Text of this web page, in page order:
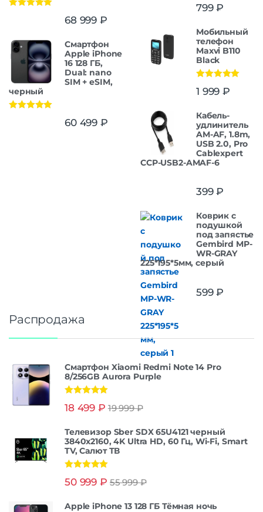
68 999 ₽
Смартфон
Apple iPhone
16 128 ГБ,
Dual: nano
SIM + eSIM,
черный
60 499 ₽
799₽
Мобильный
телефон
Maxvi B110
Black
из 5
1 999 ₽
Кабель-
удлинитель
AM-AF, 1.8m,
USB 2.0, Pro
Cablexpert
CCP-USB2-AMAF-6
399₽
Коврик с
подушкой
под запястье
Gembird MP-
WR-GRAY
225*195*5мм, серый
599₽
Распродажа
Смартфон Xiaomi Redmi Note 14 Pro
8/256GB Aurora Purple
из 5
18 499 ₽ 19 999₽
Телевизор Sber SDX 65U4121 черный
3840x2160, 4K Ultra HD, 60 Гц, Wi-Fi, Smart
TV, Салют ТВ
из 5
50 999 ₽ 55 999₽
Apple iPhone 13 128 ГБ Тёмная ночь